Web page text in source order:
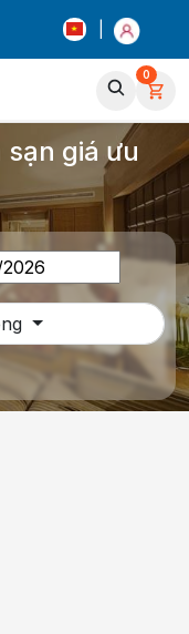
0
khách sạn Tiện
giá ưu